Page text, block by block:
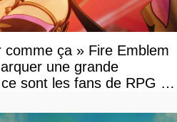
ça » Fire Emblem
une grande
sont les fans de RPG en